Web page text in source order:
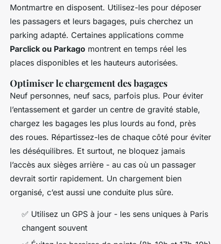
Montmartre en disposent. Utilisez-les pour déposer
les passagers et leurs bagages, puis cherchez un
parking adapté. Certaines applications comme
Parclick ou Parkago montrent en temps réel les
places disponibles et les hauteurs autorisées.
Optimiser le chargement des bagages
Neuf personnes, neuf sacs, parfois plus. Pour éviter
l’entassement et garder un centre de gravité stable,
chargez les bagages les plus lourds au fond, près
des roues. Répartissez-les de chaque côté pour éviter
les déséquilibres. Et surtout, ne bloquez jamais
l’accès aux sièges arrière - au cas où un passager
devrait sortir rapidement. Un chargement bien
organisé, c’est aussi une conduite plus sûre.
✅ Utilisez un GPS à jour - les sens uniques à Paris
changent souvent